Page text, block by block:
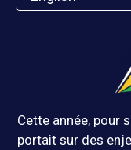
Cette année, pour
portait sur des